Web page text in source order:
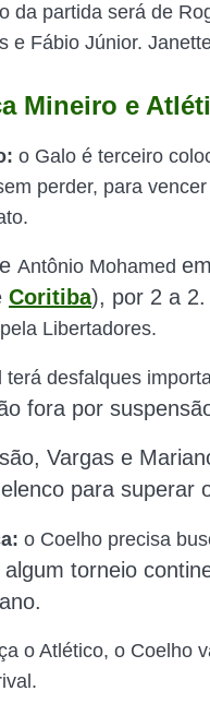
da partida será de
e Fábio Júnior.
Mineiro e
o Galo é terceiro
perder, para
Antônio Mohamed
Coritiba), por 2 a 2.
Libertadores.
terá desfalques
fora por
Vargas e
para superar
o Coelho precisa
torneio
o Atlético, o Coelho